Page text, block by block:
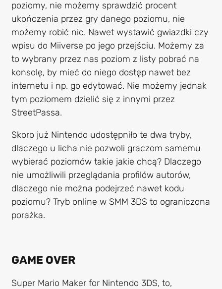
poziomy, nie możemy sprawdzić procent
ukończenia przez gry danego poziomu, nie
możemy robić nic. Nawet wystawić gwiazdki czy
wpisu do Miiverse po jego przejściu. Możemy za
to wybrany przez nas poziom z listy pobrać na
konsolę, by mieć do niego dostęp nawet bez
internetu i np. go edytować. Nie możemy jednak
tym poziomem dzielić się z innymi przez
StreetPassa.
Skoro już Nintendo udostępniło te dwa tryby,
dlaczego u licha nie pozwoli graczom samemu
wybierać poziomów takie jakie chcą? Dlaczego
nie umożliwili przeglądania profilów autorów,
dlaczego nie można podejrzeć nawet kodu
poziomu? Tryb online w SMM 3DS to ograniczona
porażka.
GAME OVER
Super Mario Maker for Nintendo 3DS, to,